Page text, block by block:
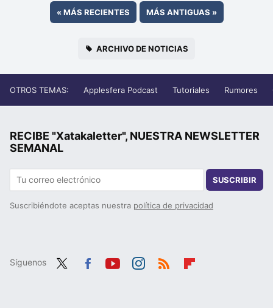
«MÁS RECIENTES MÁS ANTIGUAS »
ARCHIVO DE NOTICIAS
OTROS TEMAS: Applesfera Podcast Tutoriales Rumores
RECIBE "Xatakaletter", NUESTRA NEWSLETTER
SEMANAL
SUSCRIBIR
Suscribiéndote aceptas nuestra política de privacidad
Síguenos